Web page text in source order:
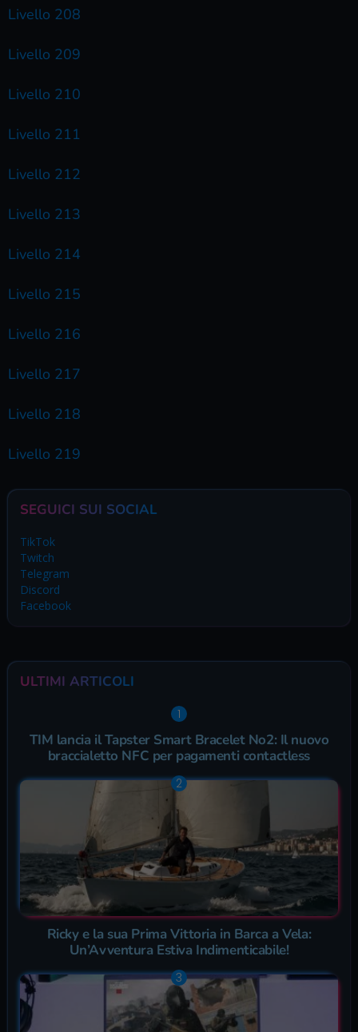
Livello 208
Livello 209
Livello 210
Livello 211
Livello 212
Livello 213
Livello 214
Livello 215
Livello 216
Livello 217
Livello 218
Livello 219
SEGUICI SUI SOCIAL
TikTok
Twitch
Telegram
Discord
Facebook
ULTIMI ARTICOLI
TIM lancia il Tapster Smart Bracelet No2: Il nuovo
braccialetto NFC per pagamenti contactless
Ricky e la sua Prima Vittoria in Barca a Vela:
Un’Avventura Estiva Indimenticabile!